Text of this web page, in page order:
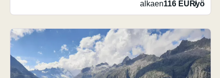
alkaen116 EUR/yö